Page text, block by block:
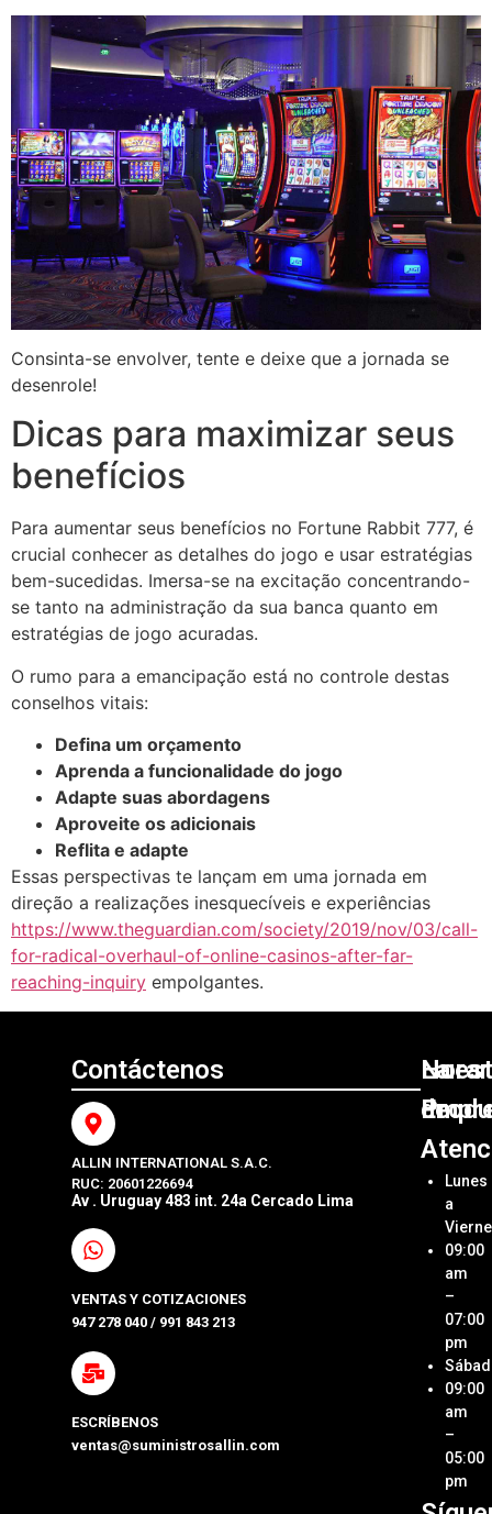
Consinta-se envolver, tente e deixe que a jornada se
desenrole!
Dicas para maximizar seus
benefícios
Para aumentar seus benefícios no Fortune Rabbit 777, é
crucial conhecer as detalhes do jogo e usar estratégias
bem-sucedidas. Imersa-se na excitação concentrando-
se tanto na administração da sua banca quanto em
estratégias de jogo acuradas.
O rumo para a emancipação está no controle destas
conselhos vitais:
Defina um orçamento
Aprenda a funcionalidade do jogo
Adapte suas abordagens
Aproveite os adicionais
Reflita e adapte
Essas perspectivas te lançam em uma jornada em
direção a realizações inesquecíveis e experiências
https://www.theguardian.com/society/2019/nov/03/call-
for-radical-overhaul-of-online-casinos-after-far-
reaching-inquiry empolgantes.
Contáctenos
ALLIN INTERNATIONAL S.A.C.
RUC: 20601226694
Av . Uruguay 483 int. 24a Cercado Lima
VENTAS Y COTIZACIONES
947 278 040 / 991 843 213
ESCRÍBENOS
ventas@suministrosallin.com
y Pcs
La
Allin
SAC
Ubica
Tienda
de
de
Lunes
a
09:00
am
–
07:00
pm
09:00
am
–
05:00
pm